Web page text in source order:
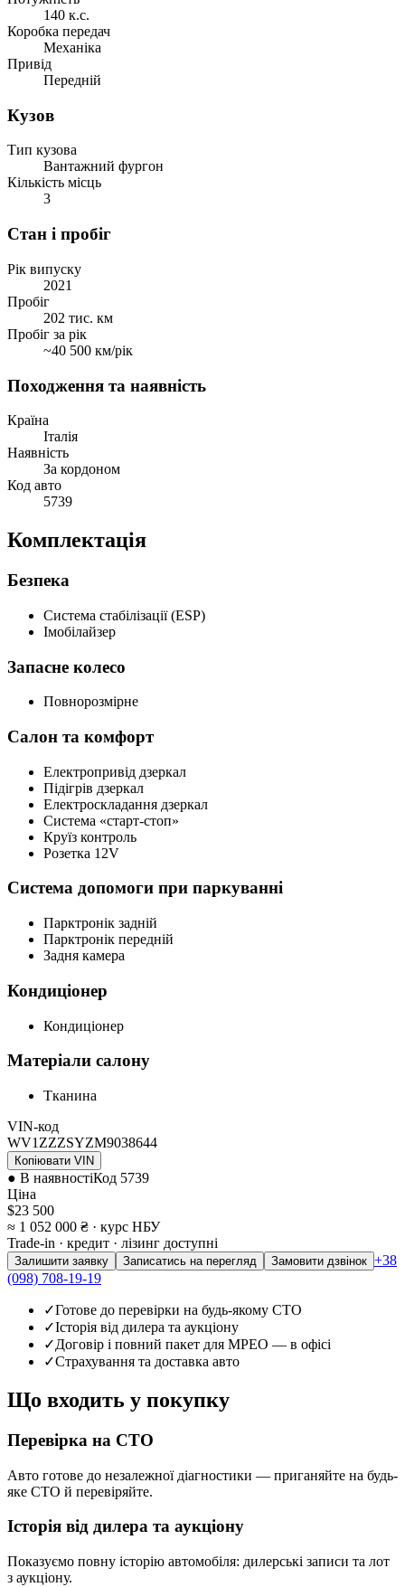
140 к.с.
Коробка передач
Механіка
Привід
Передній
Кузов
Тип кузова
Вантажний фургон
Кількість місць
3
Стан і пробіг
Рік випуску
2021
Пробіг
202 тис. км
Пробіг за рік
~40 500 км/рік
Походження та наявність
Країна
Італія
Наявність
За кордоном
Код авто
5739
Комплектація
Безпека
Система стабілізації (ESP)
Імобілайзер
Запасне колесо
Повнорозмірне
Салон та комфорт
Електропривід дзеркал
Підігрів дзеркал
Електроскладання дзеркал
Система «старт-стоп»
Круїз контроль
Розетка 12V
Система допомоги при паркуванні
Парктронік задній
Парктронік передній
Задня камера
Кондиціонер
Кондиціонер
Матеріали салону
Тканина
VIN-код
WV1ZZZSYZM9038644
Копіювати VIN
● В наявностіКод 5739
Ціна
$23 500
≈ 1 052 000 ₴ · курс НБУ
Trade-in · кредит · лізинг доступні
Залишити заявку Записатись на перегляд Замовити дзвінок +38
(098) 708-19-19
✓Готове до перевірки на будь-якому СТО
✓Історія від дилера та аукціону
✓Договір і повний пакет для МРЕО — в офісі
✓Страхування та доставка авто
Що входить у покупку
Перевірка на СТО
Авто готове до незалежної діагностики — приганяйте на будь-
яке СТО й перевіряйте.
Історія від дилера та аукціону
Показуємо повну історію автомобіля: дилерські записи та лот
з аукціону.